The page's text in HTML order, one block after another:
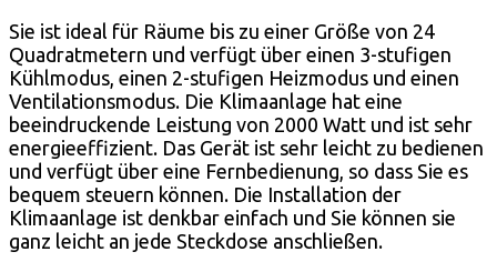
Sie ist ideal für Räume bis zu einer Größe von 24
Quadratmetern und verfügt über einen 3-stufigen
Kühlmodus, einen 2-stufigen Heizmodus und einen
Ventilationsmodus. Die Klimaanlage hat eine
beeindruckende Leistung von 2000 Watt und ist sehr
energieeffizient. Das Gerät ist sehr leicht zu bedienen
und verfügt über eine Fernbedienung, so dass Sie es
bequem steuern können. Die Installation der
Klimaanlage ist denkbar einfach und Sie können sie
ganz leicht an jede Steckdose anschließen.